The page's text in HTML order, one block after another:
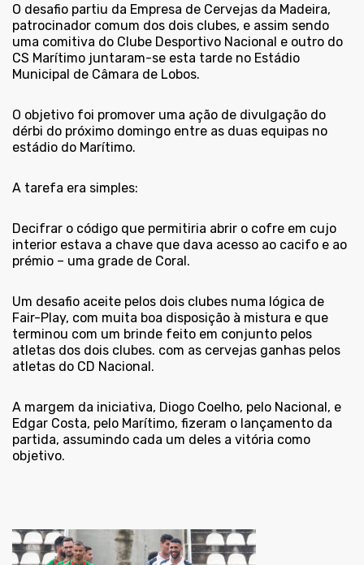
O desafio partiu da Empresa de Cervejas da Madeira,
patrocinador comum dos dois clubes, e assim sendo
uma comitiva do Clube Desportivo Nacional e outro do
CS Marítimo juntaram-se esta tarde no Estádio
Municipal de Câmara de Lobos.
O objetivo foi promover uma ação de divulgação do
dérbi do próximo domingo entre as duas equipas no
estádio do Marítimo.
A tarefa era simples:
Decifrar o código que permitiria abrir o cofre em cujo
interior estava a chave que dava acesso ao cacifo e ao
prémio – uma grade de Coral.
Um desafio aceite pelos dois clubes numa lógica de
Fair-Play, com muita boa disposição à mistura e que
terminou com um brinde feito em conjunto pelos
atletas dos dois clubes. com as cervejas ganhas pelos
atletas do CD Nacional.
A margem da iniciativa, Diogo Coelho, pelo Nacional, e
Edgar Costa, pelo Marítimo, fizeram o lançamento da
partida, assumindo cada um deles a vitória como
objetivo.